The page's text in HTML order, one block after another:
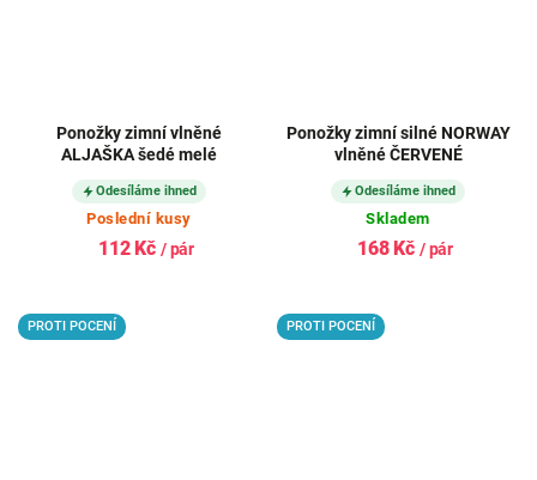
Ponožky zimní vlněné
ALJAŠKA šedé melé
Odesíláme ihned
Poslední kusy
112 Kč / pár
Ponožky zimní silné NORWAY
vlněné ČERVENÉ
Odesíláme ihned
Skladem
168 Kč / pár
PROTI POCENÍ PROTI POCENÍ